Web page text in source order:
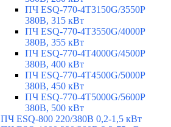
ПЧ ESQ-770-4T3150G/3550P
380В, 315 кВт
ПЧ ESQ-770-4T3550G/4000P
380В, 355 кВт
ПЧ ESQ-770-4T4000G/4500P
380В, 400 кВт
ПЧ ESQ-770-4T4500G/5000P
380В, 450 кВт
ПЧ ESQ-770-4T5000G/5600P
380В, 500 кВт
ПЧ ESQ-800 220/380В 0,2-1,5 кВт